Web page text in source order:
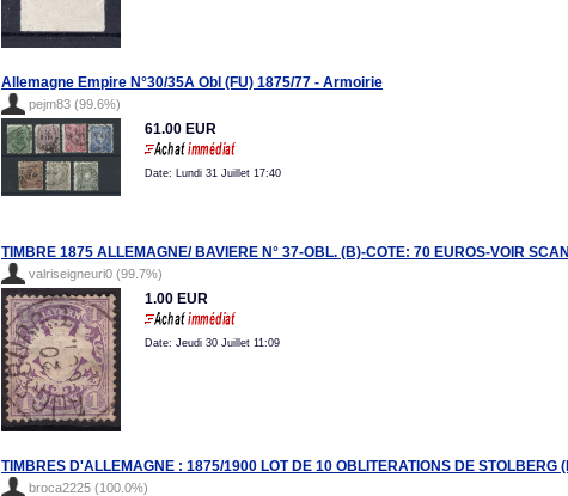
Allemagne Empire N°30/35A Obl (FU) 1875/77 - Armoirie
pejm83 (99.6%)
61.00 EUR
Date: Lundi 31 Juillet 17:40
TIMBRE 1875 ALLEMAGNE/ BAVIERE N° 37-OBL. (B)-COTE: 70 EUROS-VOIR
valriseigneuri0 (99.7%)
1.00 EUR
Date: Jeudi 30 Juillet 11:09
TIMBRES D'ALLEMAGNE : 1875/1900 LOT DE 10 OBLITERATIONS DE STOLBERG
broca2225 (100.0%)